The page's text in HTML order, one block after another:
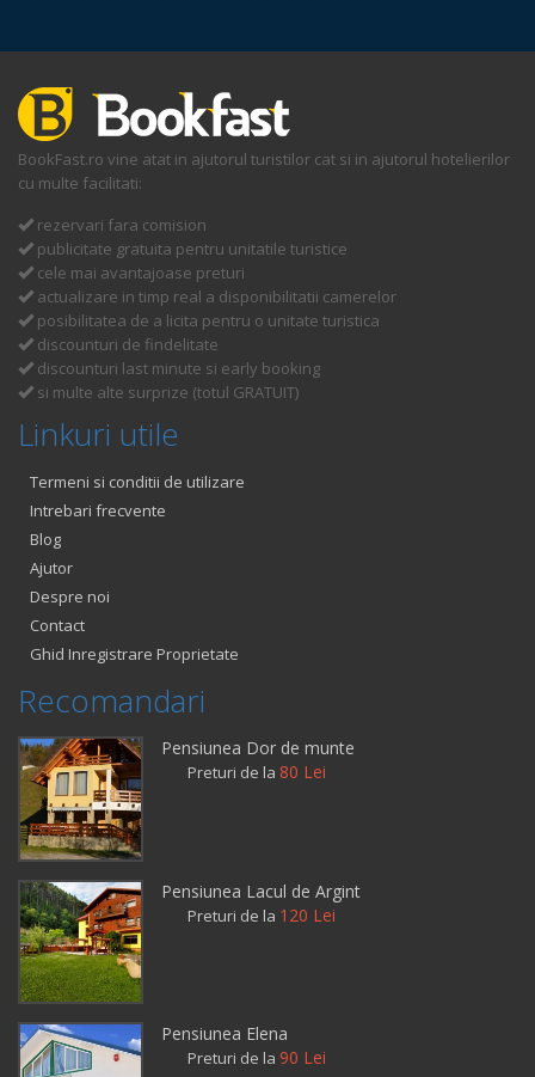
BookFast.ro vine atat in ajutorul turistilor cat si in ajutorul hotelierilor
cu multe facilitati:
rezervari fara comision
publicitate gratuita pentru unitatile turistice
cele mai avantajoase preturi
actualizare in timp real a disponibilitatii camerelor
posibilitatea de a licita pentru o unitate turistica
discounturi de findelitate
discounturi last minute si early booking
si multe alte surprize (totul GRATUIT)
Linkuri utile
Termeni si conditii de utilizare
Intrebari frecvente
Blog
Ajutor
Despre noi
Contact
Ghid Inregistrare Proprietate
Recomandari
Pensiunea Dor de munte
Preturi de la 80 Lei
Pensiunea Lacul de Argint
Preturi de la 120 Lei
Pensiunea Elena
Preturi de la 90 Lei